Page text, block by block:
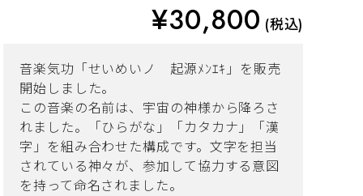
¥30,800 (税込)
音楽気功「せいめいノ 起源ﾒﾝｴｷ」を販売
開始しました。
この音楽の名前は、宇宙の神様から降ろさ
れました。「ひらがな」「カタカナ」「漢
字」を組み合わせた構成です。文字を担当
されている神々が、参加して協力する意図
を持って命名されました。